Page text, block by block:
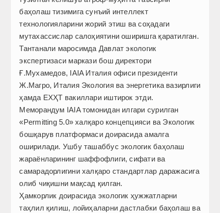
баҳолаш тизимига сунъий интеллект
технологияларини жорий этиш ва соҳадаги
мутахассислар салоҳиятини оширишга қаратилган.
Тантанали маросимда Давлат экологик
экспертизаси маркази бош директори
Ғ.Мухамедов, IAIA Италия офиси президенти
Ж.Магро, Италия Экология ва энергетика вазирлиги
ҳамда ЕХҲТ вакиллари иштирок этди.
Меморандум IAIA томонидан илгари сурилган
«Permitting 5.0» халқаро концепцияси ва Экологик
бошқарув платформаси доирасида амалга
оширилади. Ушбу ташаббус экологик баҳолаш
жараёнларининг шаффофлиги, сифати ва
самарадорлигини халқаро стандартлар даражасига
олиб чиқишни мақсад қилган.
Ҳамкорлик доирасида экологик ҳужжатларни
таҳлил қилиш, лойиҳаларни дастлабки баҳолаш ва